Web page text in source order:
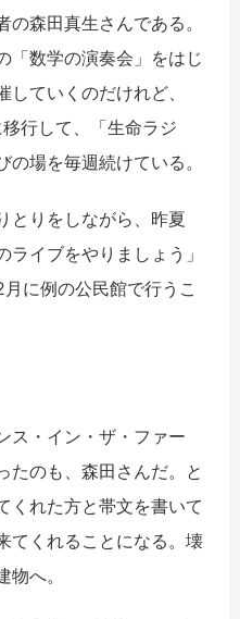
森田真生さんである。
「数学の演奏会」をはじ
ていくのだけれど、
行して、「生命ラジ
場を毎週続けている。
とりをしながら、昨夏
ライブをやりましょう」
に例の公民館で行うこ
ス・イン・ザ・ファー
たのも、森田さんだ。と
くれた方と帯文を書いて
てくれることになる。壊
へ。